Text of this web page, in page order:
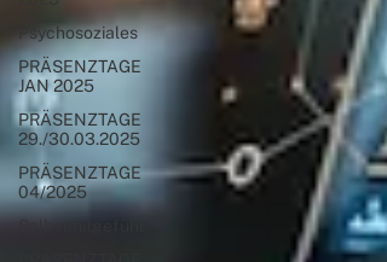
Psychosoziales
PRÄSENZTAGE
JAN 2025
PRÄSENZTAGE
29./30.03.2025
PRÄSENZTAGE
04/2025
Selbstmitgefühl